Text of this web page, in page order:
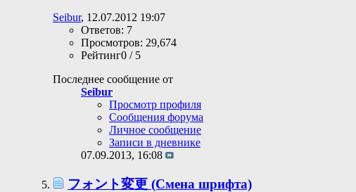
Seibur, 12.07.2012 19:07
Ответов: 7
Просмотров: 29,674
Рейтинг0 / 5
Последнее сообщение от
Seibur
Просмотр профиля
Сообщения форума
Личное сообщение
Записи в дневнике
07.09.2013, 16:08
フォント変更 (Смена шрифта)